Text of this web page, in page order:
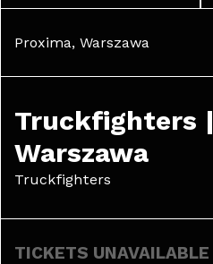
Proxima, Warszawa
Truckfighters |
Warszawa
Truckfighters
TICKETS UNAVAILABLE